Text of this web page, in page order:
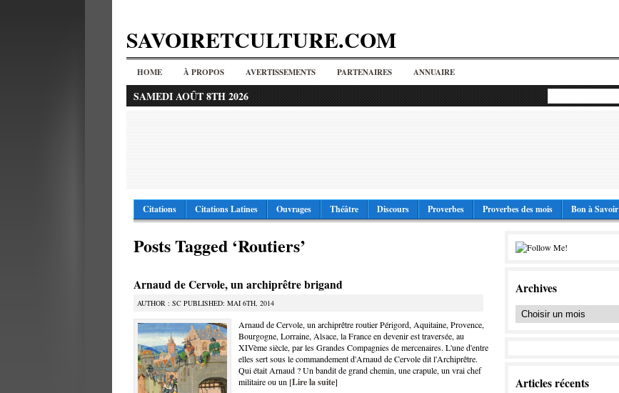
SAVOIRETCULTURE.COM
HOME À PROPOS AVERTISSEMENTS PARTENAIRES ANNUAIRE
SAMEDI AOÛT 8TH 2026
Citations Citations Latines Ouvrages Théâtre Discours Proverbes Proverbes des mois Bon à Savoir
Posts Tagged ‘Routiers’
Arnaud de Cervole, un archiprêtre brigand
AUTHOR : SC PUBLISHED: MAI 6TH, 2014
Arnaud de Cervole, un archiprêtre routier Périgord, Aquitaine, Provence,
Bourgogne, Lorraine, Alsace, la France en devenir est traversée, au
XIVème siècle, par les Grandes Compagnies de mercenaires. L'une d'entre
elles sert sous le commandement d'Arnaud de Cervole dit l'Archiprêtre.
Qui était Arnaud ? Un bandit de grand chemin, une crapule, un vrai chef
militaire ou un [Lire la suite]
Archives
Articles récents